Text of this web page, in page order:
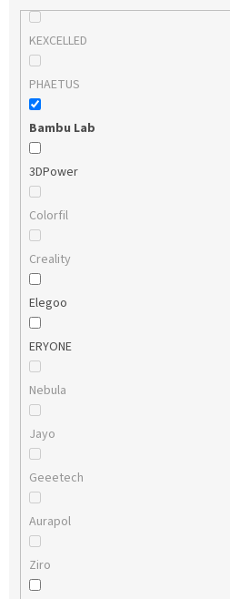
KEXCELLED
PHAETUS
Bambu Lab
3DPower
Colorfil
Creality
Elegoo
ERYONE
Nebula
Jayo
Geeetech
Aurapol
Ziro